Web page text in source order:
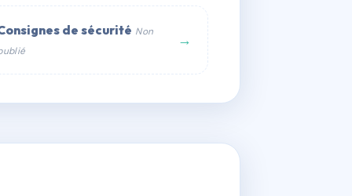
de sécurité Non
→